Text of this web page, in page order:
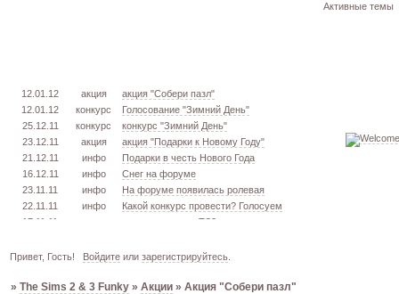
Активные темы
12.01.12 акция
акция "Собери пазл"
12.01.12
конкурс
Голосование "Зимний День"
25.12.11
конкурс
конкурс "Зимний День"
23.12.11
акция
акция "Подарки к Новому Году"
21.12.11
инфо
Подарки в честь Нового Года
16.12.11
инфо
Снег на форуме
23.11.11
инфо
На форуме появилась ролевая
22.11.11
инфо
Какой конкурс провести? Голосуем
17.11.11
извлекаем меш. TS3
15.11.11
урок
создаём свою обувь! TS3
03.10.11
инфо
город из GTA VC в игре TS3
Привет, Гость! Войдитеили зарегистрируйтесь.
»The Sims 2 & 3 Funky »Акции »Акция "Собери пазл"